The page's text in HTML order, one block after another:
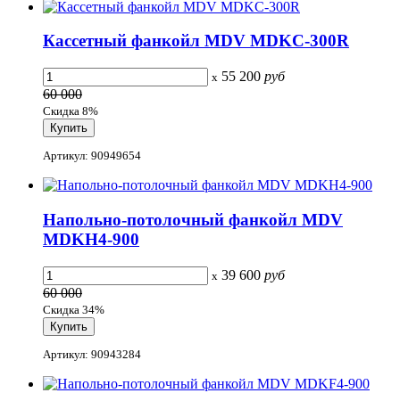
Кассетный фанкойл MDV MDKС-300R
x 55 200 руб
60 000
Скидка 8%
Артикул: 90949654
Напольно-потолочный фанкойл MDV
MDKH4-900
x 39 600 руб
60 000
Скидка 34%
Артикул: 90943284